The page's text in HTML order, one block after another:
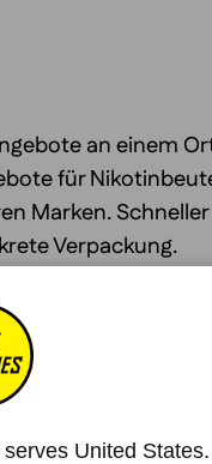
an einem
für
Marken.
Verpackung.
United States.